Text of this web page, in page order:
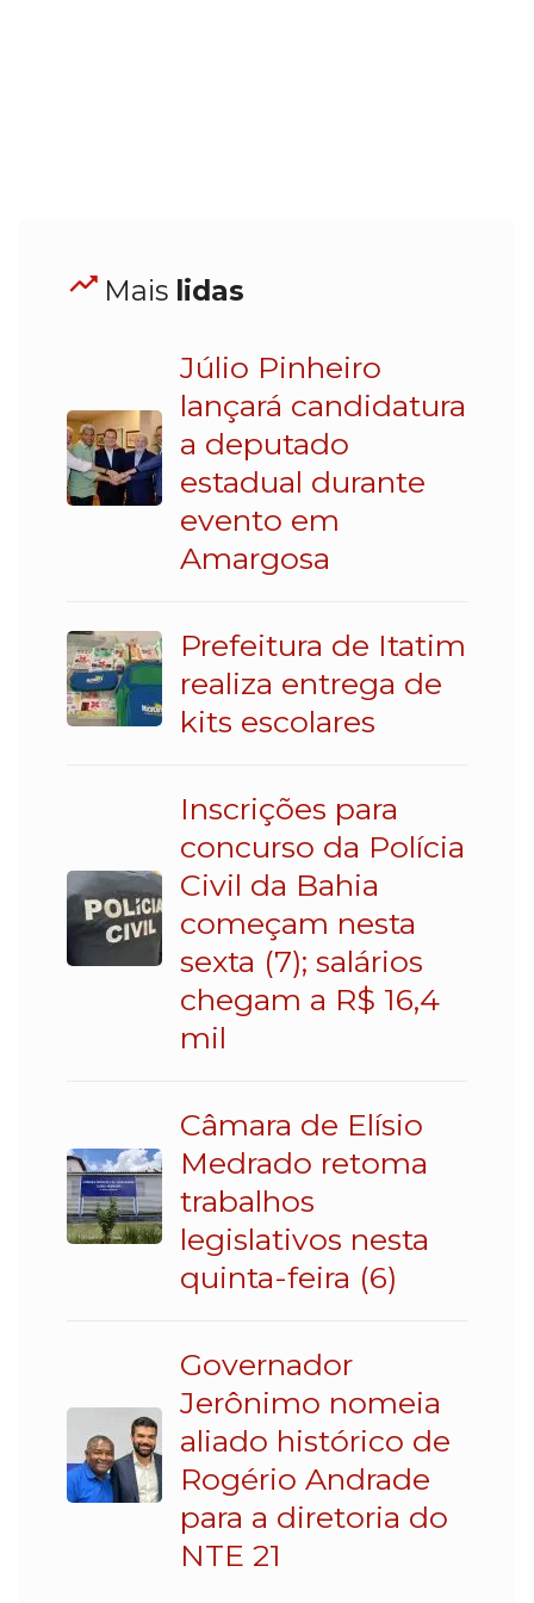
Mais lidas
Júlio Pinheiro
lançará candidatura
a deputado
estadual durante
evento em
Amargosa
Prefeitura de Itatim
realiza entrega de
kits escolares
Inscrições para
concurso da Polícia
Civil da Bahia
começam nesta
sexta (7); salários
chegam a R$ 16,4
mil
Câmara de Elísio
Medrado retoma
trabalhos
legislativos nesta
quinta-feira (6)
Governador
Jerônimo nomeia
aliado histórico de
Rogério Andrade
para a diretoria do
NTE 21